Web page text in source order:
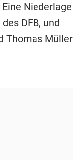
Niederlage
des DFB, und
Thomas Müller